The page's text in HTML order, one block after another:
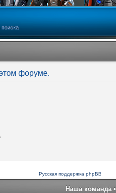
форуме.
Русская поддержка phpBB
Наша команда•